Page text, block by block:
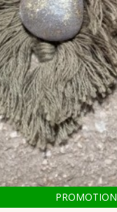
PROMOTION